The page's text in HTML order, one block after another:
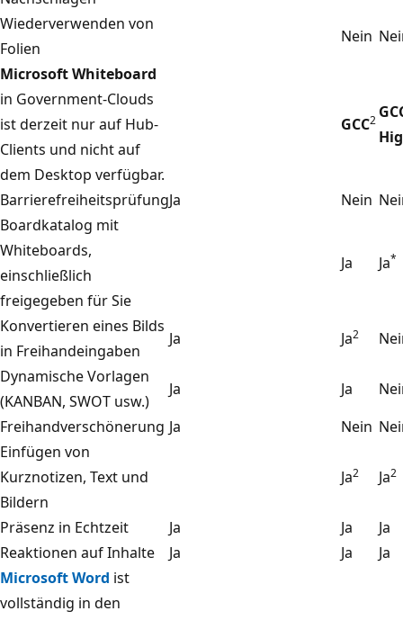
Wiederverwenden von
Folien
Nein
Microsoft Whiteboard
in Government-Clouds
ist derzeit nur auf Hub-
Clients und nicht auf
dem Desktop verfügbar.
GCC2
BarrierefreiheitsprüfungJa Nein
Boardkatalog mit
Whiteboards,
einschließlich
freigegeben für Sie
Ja Ja*
Konvertieren eines Bilds
in Freihandeingaben
Ja Ja2
Dynamische Vorlagen
(KANBAN, SWOT usw.)
Ja Ja
Freihandverschönerung Ja Nein
Einfügen von
Kurznotizen, Text und
Bildern
Ja2 Ja2
Präsenz in Echtzeit Ja Ja
Ja
Reaktionen auf Inhalte
Ja Ja
Ja
Microsoft Word ist
vollständig in den